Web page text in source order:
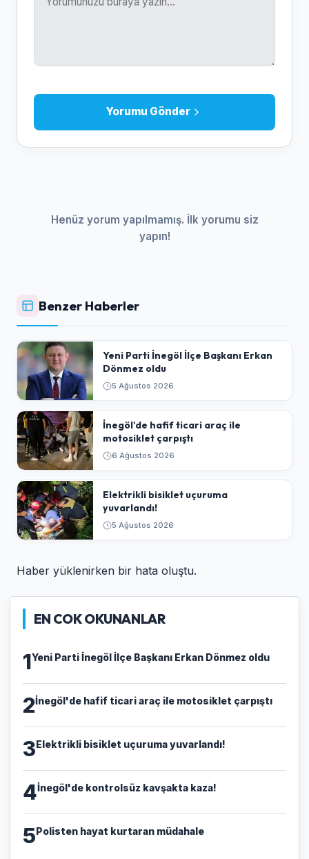
Yorumu Gönder
Henüz yorum yapılmamış. İlk yorumu siz
yapın!
Benzer Haberler
Yeni Parti İnegöl İlçe Başkanı Erkan
Dönmez oldu
5 Ağustos 2026
İnegöl'de hafif ticari araç ile
motosiklet çarpıştı
6 Ağustos 2026
Elektrikli bisiklet uçuruma
yuvarlandı!
5 Ağustos 2026
Haber yüklenirken bir hata oluştu.
EN COK OKUNANLAR
1Yeni Parti İnegöl İlçe Başkanı Erkan Dönmez oldu
2İnegöl'de hafif ticari araç ile motosiklet çarpıştı
3Elektrikli bisiklet uçuruma yuvarlandı!
4İnegöl'de kontrolsüz kavşakta kaza!
5Polisten hayat kurtaran müdahale